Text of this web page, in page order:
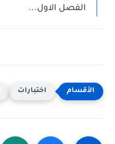
الفصل الاول...
اختبارات